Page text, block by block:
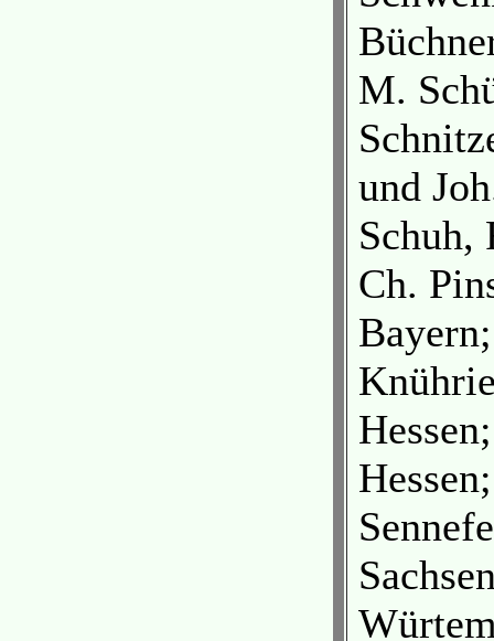
M.
und
Schuh,
Ch.